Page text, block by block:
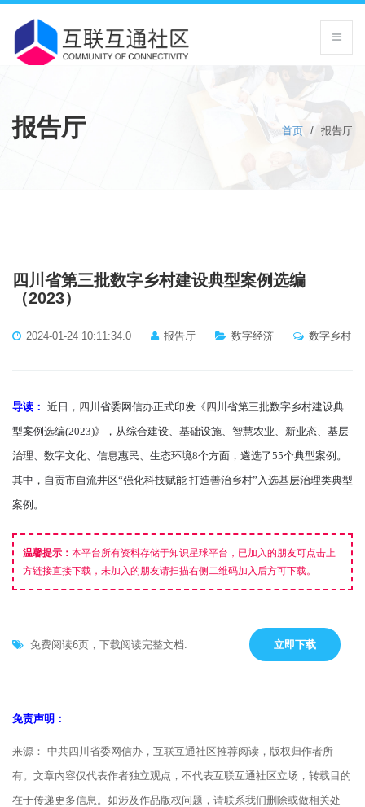
报告厅 首页 / 报告厅
四川省第三批数字乡村建设典型案例选编
（2023）
2024-01-24 10:11:34.0 报告厅 数字经济 数字乡村
导读： 近日，四川省委网信办正式印发《四川省第三批数字乡村建设典
型案例选编(2023)》，从综合建设、基础设施、智慧农业、新业态、基层
治理、数字文化、信息惠民、生态环境8个方面，遴选了55个典型案例。
其中，自贡市自流井区“强化科技赋能 打造善治乡村”入选基层治理类典型
案例。
温馨提示： 本平台所有资料存储于知识星球平台，已加入的朋友可点击上
方链接直接下载，未加入的朋友请扫描右侧二维码加入后方可下载。
免费阅读6页，下载阅读完整文档. 立即下载
免责声明：
来源： 中共四川省委网信办，互联互通社区推荐阅读，版权归作者所
有。文章内容仅代表作者独立观点，不代表互联互通社区立场，转载目的
在于传递更多信息。如涉及作品版权问题，请联系我们删除或做相关处